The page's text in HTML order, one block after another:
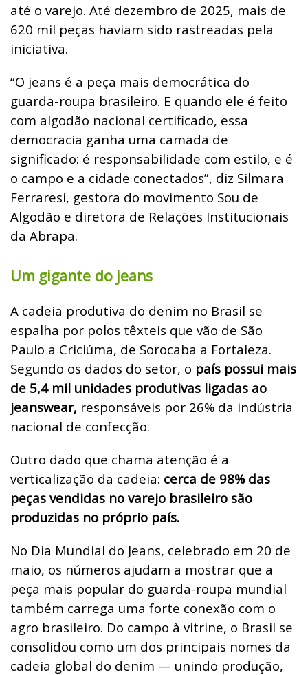
até o varejo. Até dezembro de 2025, mais de
620 mil peças haviam sido rastreadas pela
iniciativa.
“O jeans é a peça mais democrática do
guarda-roupa brasileiro. E quando ele é feito
com algodão nacional certificado, essa
democracia ganha uma camada de
significado: é responsabilidade com estilo, e é
o campo e a cidade conectados”, diz Silmara
Ferraresi, gestora do movimento Sou de
Algodão e diretora de Relações Institucionais
da Abrapa.
Um gigante do jeans
A cadeia produtiva do denim no Brasil se
espalha por polos têxteis que vão de São
Paulo a Criciúma, de Sorocaba a Fortaleza.
Segundo os dados do setor, o país possui mais
de 5,4 mil unidades produtivas ligadas ao
jeanswear, responsáveis por 26% da indústria
nacional de confecção.
Outro dado que chama atenção é a
verticalização da cadeia: cerca de 98% das
peças vendidas no varejo brasileiro são
produzidas no próprio país.
No Dia Mundial do Jeans, celebrado em 20 de
maio, os números ajudam a mostrar que a
peça mais popular do guarda-roupa mundial
também carrega uma forte conexão com o
agro brasileiro. Do campo à vitrine, o Brasil se
consolidou como um dos principais nomes da
cadeia global do denim — unindo produção,